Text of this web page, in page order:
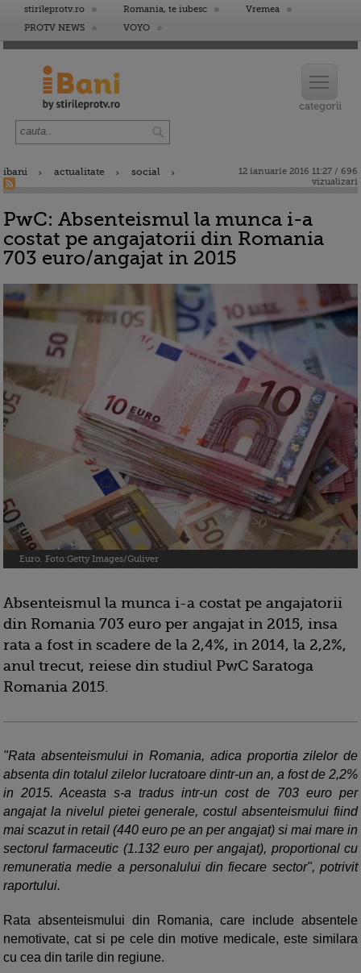
stirileprotv.ro Romania, te iubesc
Vremea
PROTV NEWS
VOYO
ibani actualitate social
12 ianuarie 2016 11:27 / 696
vizualizari
PwC: Absenteismul la munca i-a
costat pe angajatorii din Romania
703 euro/angajat in 2015
Euro. Foto:Getty Images/Guliver
Absenteismul la munca i-a costat pe angajatorii
din Romania 703 euro per angajat in 2015, insa
rata a fost in scadere de la 2,4%, in 2014, la 2,2%,
anul trecut, reiese din studiul PwC Saratoga
Romania 2015.
"Rata absenteismului in Romania, adica proportia zilelor de
absenta din totalul zilelor lucratoare dintr-un an, a fost de 2,2%
in 2015. Aceasta s-a tradus intr-un cost de 703 euro per
angajat la nivelul pietei generale, costul absenteismului fiind
mai scazut in retail (440 euro pe an per angajat) si mai mare in
sectorul farmaceutic (1.132 euro per angajat), proportional cu
remuneratia medie a personalului din fiecare sector", potrivit
raportului.
Rata absenteismului din Romania, care include absentele
nemotivate, cat si pe cele din motive medicale, este similara
cu cea din tarile din regiune.